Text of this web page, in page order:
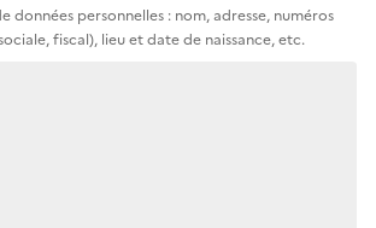
données personnelles : nom, adresse, numéros
fiscal), lieu et date de naissance, etc.